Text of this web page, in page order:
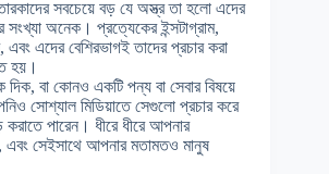
তারকাদের সবচেয়ে বড় যে অস্ত্র তা হলো এদের
সংখ্যা অনেক। প্রত্যেকের ইন্সটাগ্রাম,
এবং এদের বেশিরভাগই তাদের প্রচার করা
হয়।
দিক, বা কোনও একটি পন্য বা সেবার বিষয়ে
সোশ্যাল মিডিয়াতে সেগুলো প্রচার করে
পারেন। ধীরে ধীরে আপনার
এবং সেইসাথে আপনার মতামতও মানুষ